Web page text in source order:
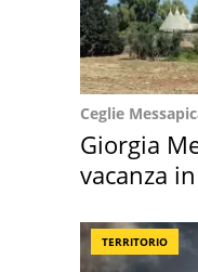
Ceglie
Giorgia
vacanza
TERRITORIO